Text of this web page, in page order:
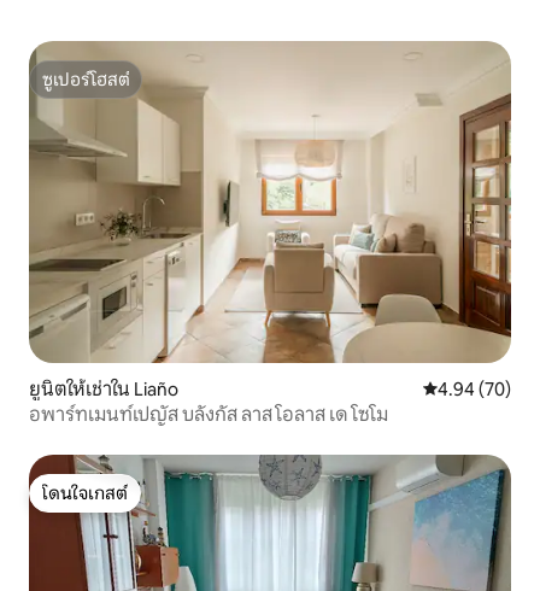
ซูเปอร์โฮสต์
ซูเปอร์โฮสต์
ยูนิตให้เช่าใน Liaño คะแนนเฉลี่ย
4.94 (70)
อพาร์ทเมนท์เปญัส บลังกัส ลาส โอลาส เด โซโม
โดนใจเกสต์
โดนใจเกสต์